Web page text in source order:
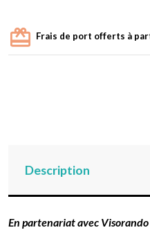
Frais de port offerts à
Description
En partenariat avec